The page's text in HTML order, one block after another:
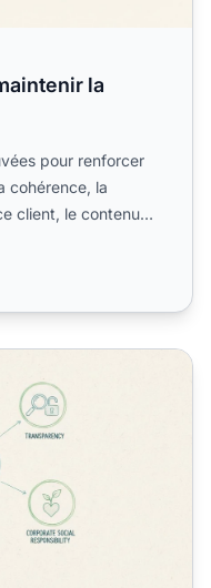
la
pour renforcer
cohérence, la
client, le contenu
une réputation de